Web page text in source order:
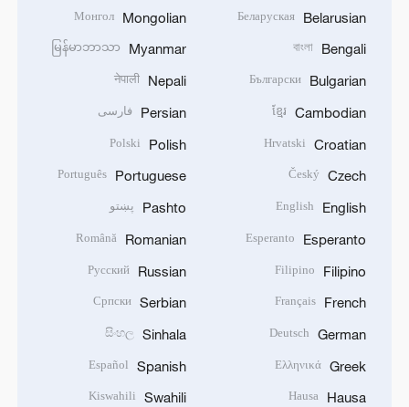
Belarusian
Беларуская
Bengali
বাংলা
Bulgarian
Български
Cambodian
ខ្មែរ
Croatian
Hrvatski
Czech
Český
English
English
Esperanto
Esperanto
Filipino
Filipino
French
Français
German
Deutsch
Greek
Ελληνικά
Hausa
Hausa
Mongolian
Монгол
Myanmar
မြန်မာဘာသာ
Nepali
नेपाली
Persian فارسی
Polish
Polski
Portuguese
Português
Pashto پښتو
Romanian
Română
Russian
Русский
Serbian
Српски
Sinhala
සිංහල
Spanish
Español
Swahili
Kiswahili